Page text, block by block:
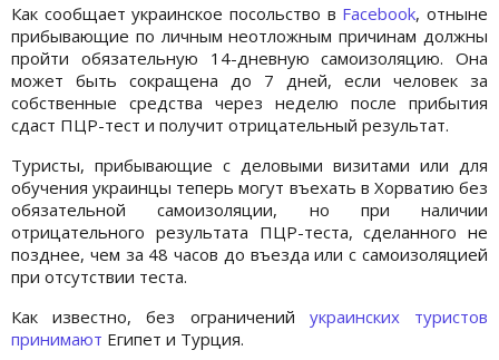
Как сообщает украинское посольство в Facebook, отныне
прибывающие по личным неотложным причинам должны
пройти обязательную 14-дневную самоизоляцию. Она
может быть сокращена до 7 дней, если человек за
собственные средства через неделю после прибытия
сдаст ПЦР-тест и получит отрицательный результат.
Туристы, прибывающие с деловыми визитами или для
обучения украинцы теперь могут въехать в Хорватию без
обязательной самоизоляции, но при наличии
отрицательного результата ПЦР-теста, сделанного не
позднее, чем за 48 часов до въезда или с самоизоляцией
при отсутствии теста.
Как известно, без ограничений украинских туристов
принимают Египет и Турция.